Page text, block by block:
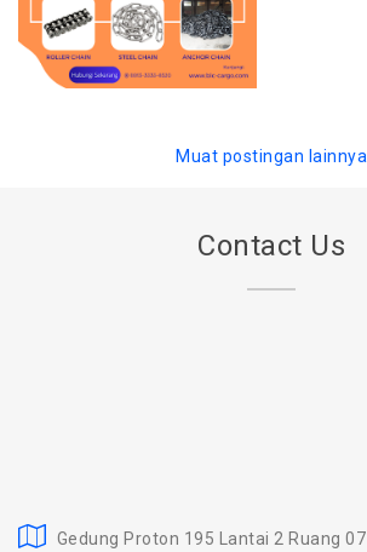
Muat postingan lainnya
Contact Us
Gedung Proton 195 Lantai 2 Ruang 07